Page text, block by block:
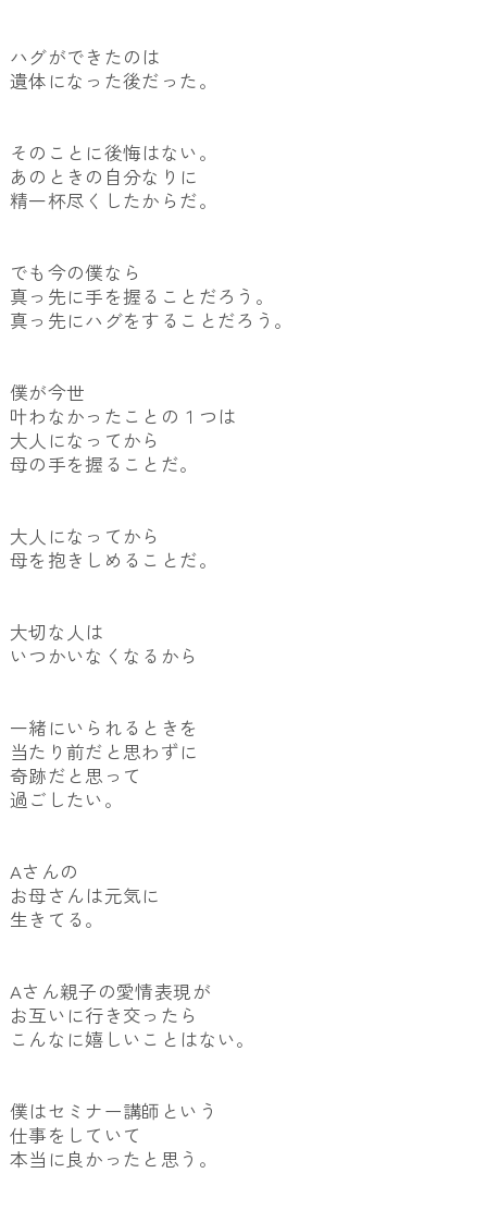
ハグができたのは
遺体になった後だった。
そのことに後悔はない。
あのときの自分なりに
精一杯尽くしたからだ。
でも今の僕なら
真っ先に手を握ることだろう。
真っ先にハグをすることだろう。
僕が今世
叶わなかったことの１つは
大人になってから
母の手を握ることだ。
大人になってから
母を抱きしめることだ。
大切な人は
いつかいなくなるから
一緒にいられるときを
当たり前だと思わずに
奇跡だと思って
過ごしたい。
Aさんの
お母さんは元気に
生きてる。
Aさん親子の愛情表現が
お互いに行き交ったら
こんなに嬉しいことはない。
僕はセミナー講師という
仕事をしていて
本当に良かったと思う。